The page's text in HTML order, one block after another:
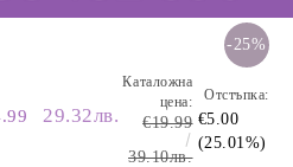
-25%
29.32лв.
Каталожна
цена:
€19.99
39.10лв.
Отстъпка:
€5.00
(25.01%)